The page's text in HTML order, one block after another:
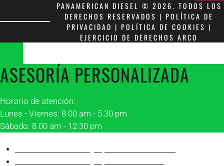
PANAMERICAN DIESEL © 2026. TODOS LOS
DERECHOS RESERVADOS | POLÍTICA DE
PRIVACIDAD | POLÍTICA DE COOKIES |
EJERCICIO DE DERECHOS ARCO
ASESORÍA PERSONALIZADA
Horario de atención:
Lunes - Viernes: 8.00 am - 5.30 pm
Sábado: 8.00 am - 12.30 pm